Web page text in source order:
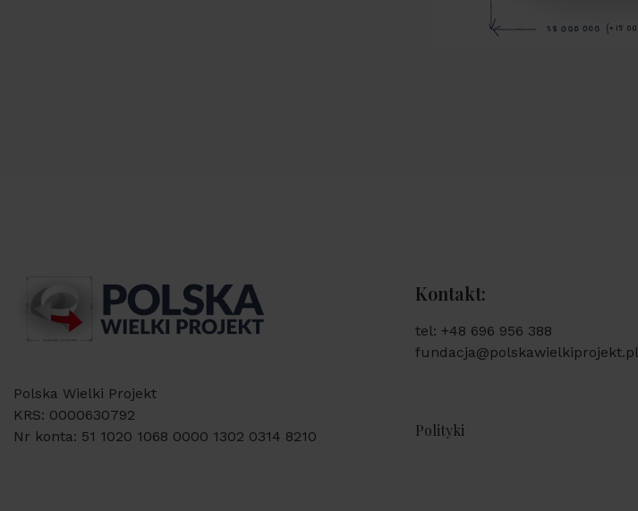
Polska Wielki Projekt
KRS: 0000630792
Nr konta: 51 1020 1068 0000 1302 0314 8210
Kontakt:
tel: +48 696 956 388
fundacja@polskawielkiprojekt.pl
Polityki